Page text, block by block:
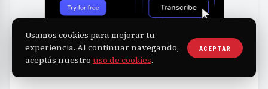
Usamos cookies para mejorar tu
experiencia. Al continuar navegando,
aceptás nuestro uso de cookies.
ACEPTAR